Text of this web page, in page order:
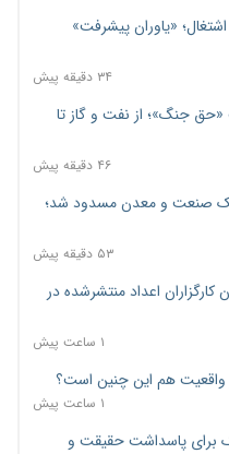
«یاوران پیشرفت»
۳۴ دقیقه پیش
«حق جنگ»؛ از نفت و گاز تا
۴۶ دقیقه پیش
صنعت و معدن مسدود شد؛
۵۳ دقیقه پیش
اعداد منتشرشده در
۱ ساعت پیش
۱ ساعت پیش
برای پاسداشت حقیقت و